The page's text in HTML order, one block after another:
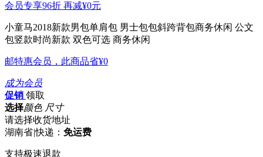
会员专享96折 再减¥0元
小童马2018新款男包单肩包 男士包包斜跨背包商务休闲 公文
包竖款时尚新款 双色可选 商务休闲
邮特惠会员，此商品省¥0
成为会员
促销 领取
选择颜色 尺寸
请选择收货地址
湖南省|快递： 免运费
支持极速退款